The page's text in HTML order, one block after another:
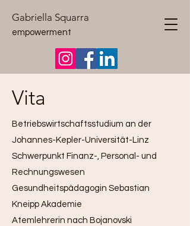
Gabriella Squarra
empowerment
Vita
Betriebswirtschaftsstudium an der
Johannes-Kepler-Universität-Linz
Schwerpunkt Finanz-, Personal- und
Rechnungswesen
Gesundheitspädagogin Sebastian
Kneipp Akademie
Atemlehrerin nach Bojanovski